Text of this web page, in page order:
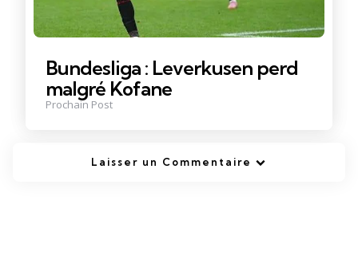
Bundesliga : Leverkusen perd
malgré Kofane
Prochain Post
Laisser un Commentaire